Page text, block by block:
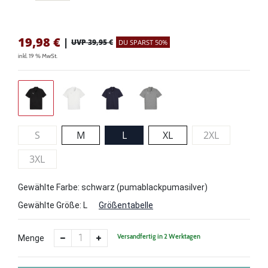
19,98 € | UVP 39,95 € DU SPARST 50%
inkl. 19 % MwSt.
S M L XL
2XL
3XL
Gewählte Farbe: schwarz (pumablackpumasilver)
Gewählte Größe: L Größentabelle
Menge Versandfertig in 2 Werktagen